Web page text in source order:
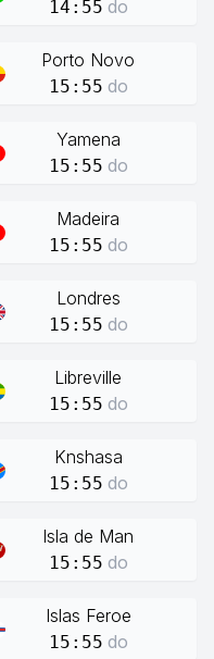
14:55 do
Porto Novo
15:55 do
Yamena
15:55 do
Madeira
15:55 do
Londres
15:55 do
Libreville
15:55 do
Knshasa
15:55 do
Isla de Man
15:55 do
Islas Feroe
15:55 do